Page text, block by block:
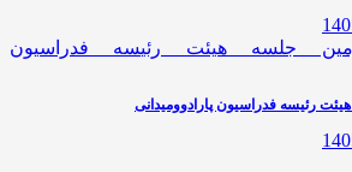
رئیسه فدراسیون پارادوومیدانی